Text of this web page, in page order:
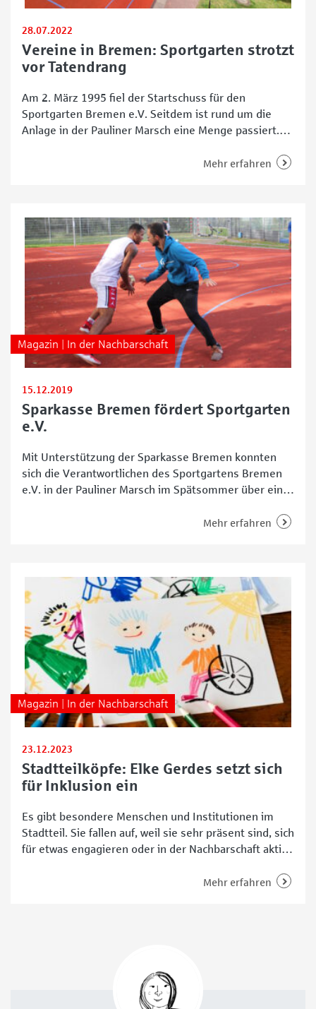
28.07.2022
Vereine in Bremen: Sportgarten strotzt
vor Tatendrang
Am 2. März 1995 fiel der Startschuss für den
Sportgarten Bremen e.V. Seitdem ist rund um die
Anlage in der Pauliner Marsch eine Menge passiert.
Kinder und Jugendliche ihre Hobbys nach Herzenslust
Mehr erfahren
Magazin | In der Nachbarschaft
15.12.2019
Sparkasse Bremen fördert Sportgarten
e.V.
Mit Unterstützung der Sparkasse Bremen konnten
sich die Verantwortlichen des Sportgartens Bremen
e.V. in der Pauliner Marsch im Spätsommer über ein
neue Shetlandponys freuen. Die Hilfe desMehr erfahren
Magazin | In der Nachbarschaft
23.12.2023
Stadtteilköpfe: Elke Gerdes setzt sich
für Inklusion ein
Es gibt besondere Menschen und Institutionen im
Stadtteil. Sie fallen auf, weil sie sehr präsent sind, sich
für etwas engagieren oder in der Nachbarschaft aktiv
ist die Mitgründerin und Vorsitzende des Vereins
Mehr erfahren